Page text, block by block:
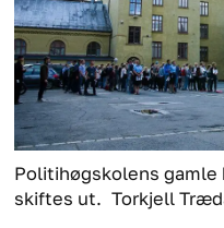
Politihøgskolens gamle
skiftes ut. Torkjell